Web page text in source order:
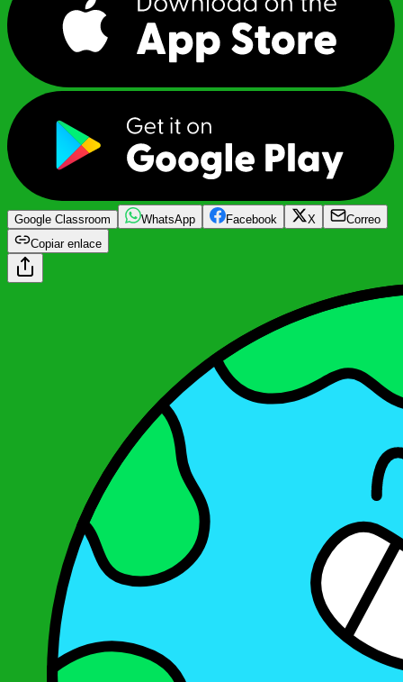
Google Classroom WhatsApp Facebook X
Correo
Copiar enlace